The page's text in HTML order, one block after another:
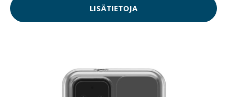
LISÄTIETOJA